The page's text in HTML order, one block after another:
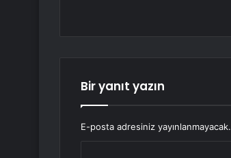
Bir yanıt yazın
E-posta adresiniz yayınlanmayacak.